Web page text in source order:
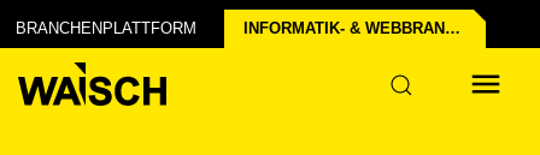
BRANCHENPLATTFORM INFORMATIK- & WEB­BRANCHE